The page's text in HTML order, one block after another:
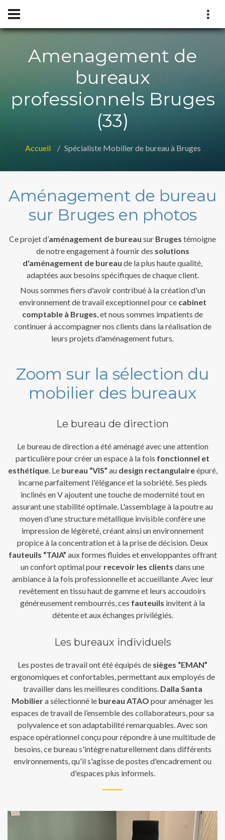
Amenagement de
bureaux
professionnels Bruges
(33)
Accueil Spécialiste Mobilier de bureau à Bruges
Aménagement de bureau
sur Bruges en photos
Ce projet d’aménagement de bureau sur Bruges témoigne
de notre engagement à fournir des solutions
d'aménagement de bureau de la plus haute qualité,
adaptées aux besoins spécifiques de chaque client.
Nous sommes fiers d'avoir contribué à la création d'un
environnement de travail exceptionnel pour ce cabinet
comptable à Bruges, et nous sommes impatients de
continuer à accompagner nos clients dans la réalisation de
leurs projets d'aménagement futurs.
Zoom sur la sélection du
mobilier des bureaux
Le bureau de direction
Lebureau de directiona été aménagé avec une attention
particulière pour créer un espace à la fois fonctionnel et
esthétique. Le bureau “VIS” au design rectangulaireépuré,
incarne parfaitement l'élégance et la sobriété. Ses pieds
inclinés en V ajoutent une touche de modernité tout en
assurant une stabilité optimale. L'assemblage à la poutre au
moyen d'une structure métallique invisible confère une
impression de légèreté, créant ainsi un environnement
propice à la concentration et à la prise de décision. Deux
fauteuils “TAIA” aux formes fluides et enveloppantes offrant
un confort optimal pour recevoir les clients dans une
ambiance à la fois professionnelle et accueillante .Avec leur
revêtement en tissu haut de gamme et leurs accoudoirs
généreusement rembourrés, ces fauteuils invitent à la
détente et aux échanges privilégiés.
Les bureaux individuels
Les postes de travail ont été équipés de sièges “EMAN”
ergonomiques et confortables, permettant aux employés de
travailler dans les meilleures conditions. Dalla Santa
Mobiliera sélectionné le bureau ATAO pour aménager les
espaces de travail de l’ensemble des collaborateurs, pour sa
polyvalence et son adaptabilité remarquables. Avec son
espace opérationnel conçu pour répondre à une multitude de
besoins, ce bureaus'intègre naturellement dans différents
environnements, qu'il s'agisse de postes d'encadrement ou
d'espaces plus informels.